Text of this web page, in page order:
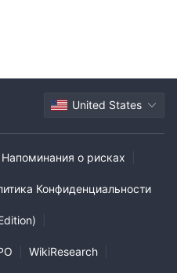
United States
Напоминания о рисках
Конфиденциальности
WikiResearch